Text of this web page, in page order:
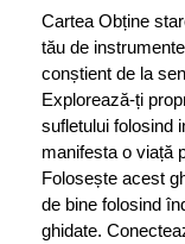
Cartea Obține
tău de
conștient de la
Explorează-ți
sufletului folosind
manifesta o viață
Folosește acest
de bine folosind
ghidate.